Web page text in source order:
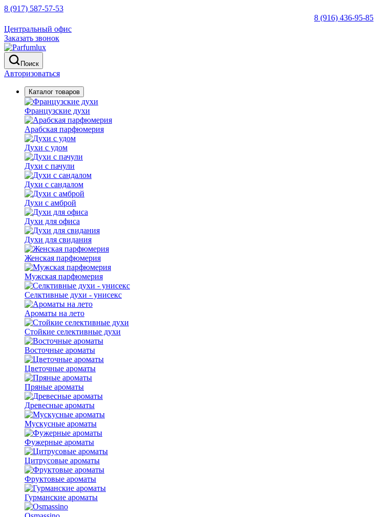
8 (917) 587-57-53
8 (916) 436-95-85
Центральный офис
Заказать звонок
Поиск
Авторизоваться
Каталог товаров
Французские духи
Арабская парфюмерия
Духи с удом
Духи с пачули
Духи с сандалом
Духи с амброй
Духи для офиса
Духи для свидания
Женская парфюмерия
Мужская парфюмерия
Селктивные духи - унисекс
Ароматы на лето
Стойкие селективные духи
Восточные ароматы
Цветочные ароматы
Пряные ароматы
Древесные ароматы
Мускусные ароматы
Фужерные ароматы
Цитрусовые ароматы
Фруктовые ароматы
Гурманские ароматы